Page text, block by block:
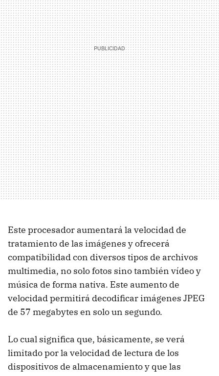
Este procesador aumentará la velocidad de
tratamiento de las imágenes y ofrecerá
compatibilidad con diversos tipos de archivos
multimedia, no solo fotos sino también vídeo y
música de forma nativa. Este aumento de
velocidad permitirá decodificar imágenes JPEG
de 57 megabytes en solo un segundo.
Lo cual significa que, básicamente, se verá
limitado por la velocidad de lectura de los
dispositivos de almacenamiento y que las